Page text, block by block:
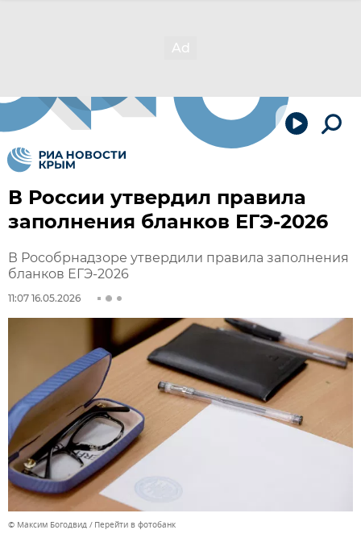
В России утвердил правила
заполнения бланков ЕГЭ-2026
В Рособрнадзоре утвердили правила заполнения
бланков ЕГЭ-2026
11:07 16.05.2026
© Максим Богодвид Перейти в фотобанк